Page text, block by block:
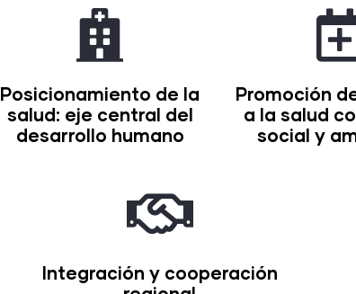
Posicionamiento de la
salud: eje central del
desarrollo humano
Promoción
a la salud
social y
Integración y cooperación